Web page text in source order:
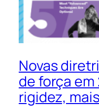
Novas
de força
rigidez,